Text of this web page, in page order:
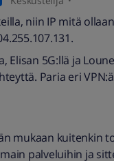
niin IP mitä
Elisan 5G:llä ja
Paria eri
mukaan kuitenkin
palveluihin ja